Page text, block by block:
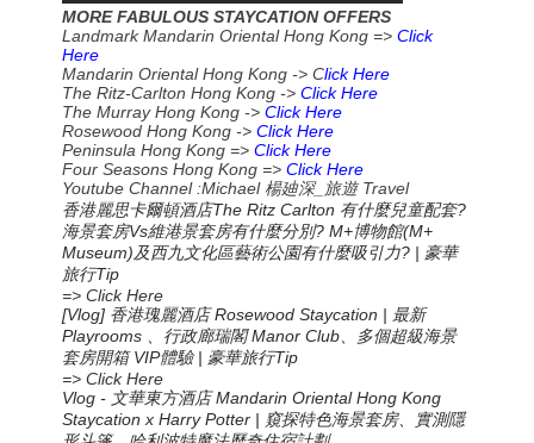
MORE FABULOUS STAYCATION OFFERS
Landmark Mandarin Oriental Hong Kong =>Click
Here
Mandarin Oriental Hong Kong -> Click Here
The Ritz-Carlton Hong Kong ->Click Here
The Murray Hong Kong ->Click Here
Rosewood Hong Kong ->Click Here
Peninsula Hong Kong =>Click Here
Four Seasons Hong Kong =>Click Here
Youtube Channel :Michael楊廸深_ 旅遊 Travel
香港麗思卡爾頓酒店The Ritz Carlton 有什麼兒童配套?
海景套房Vs維港景套房有什麼分別? M+博物館(M+
Museum)及西九文化區藝術公園有什麼吸引力? | 豪華
旅行Tip
=> Click Here
[Vlog] 香港瑰麗酒店 Rosewood Staycation | 最新
Playrooms 、行政廊瑞閣 Manor Club、多個超級海景
套房開箱 VIP體驗 | 豪華旅行Tip
=> Click Here
Vlog - 文華東方酒店Mandarin Oriental Hong Kong
Staycation x Harry Potter | 窺探特色海景套房、實測隱